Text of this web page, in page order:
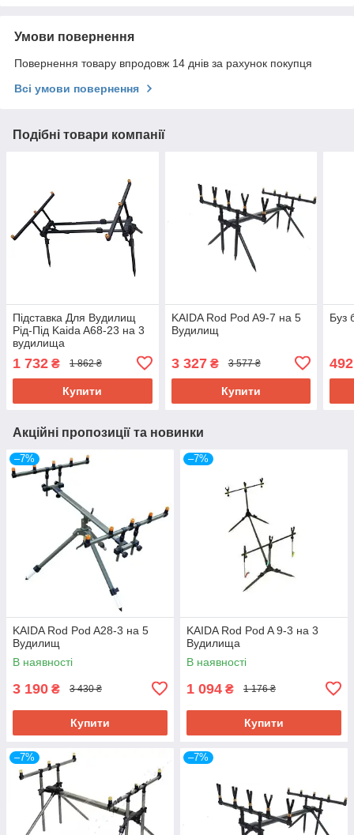
Умови повернення
Повернення товару впродовж 14 днів за рахунок покупця
Всі умови повернення
Подібні товари компанії
Підставка Для Вудилищ
Рід-Під Kaida A68-23 на 3
вудилища
1 732 ₴ 1 862 ₴
Купити
KAIDA Rod Pod A9-7 на 5
Вудилищ
3 327₴ 3 577 ₴
Купити
Буз
492
Акційні пропозиції та новинки
–7%
KAIDA Rod Pod A28-3 на 5
Вудилищ
В наявності
3 190 ₴ 3 430 ₴
Купити
–7%
KAIDA Rod Pod A 9-3 на 3
Вудилища
В наявності
1 094 ₴ 1 176 ₴
Купити
–7% –7%